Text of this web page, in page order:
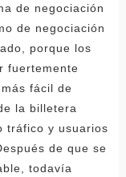
de negociación
de negociación
porque los
fuertemente
fácil de
la billetera
tráfico y usuarios
de que se
todavía